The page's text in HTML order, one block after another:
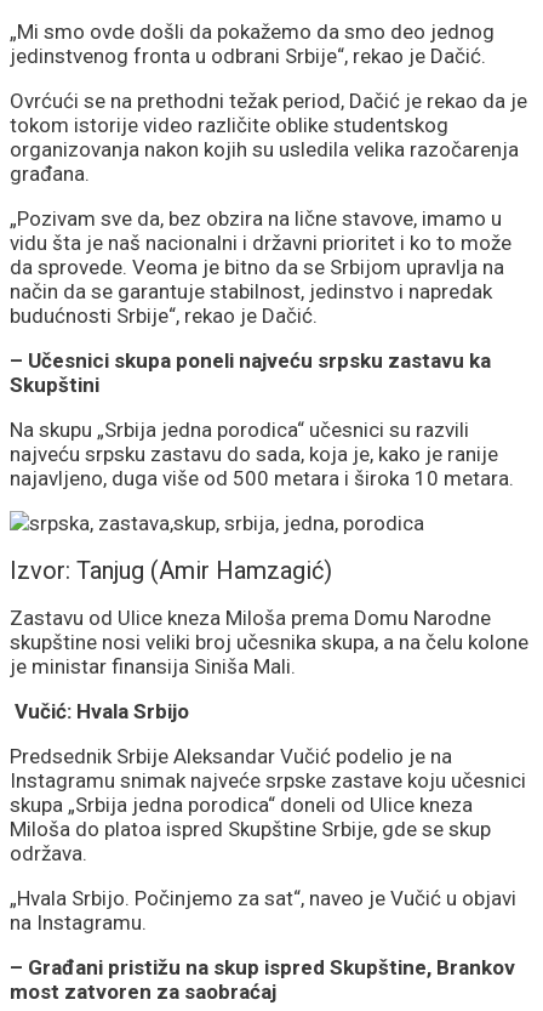
„Mi smo ovde došli da pokažemo da smo deo jednog
jedinstvenog fronta u odbrani Srbije“, rekao je Dačić.
Ovrćući se na prethodni težak period, Dačić je rekao da je
tokom istorije video različite oblike studentskog
organizovanja nakon kojih su usledila velika razočarenja
građana.
„Pozivam sve da, bez obzira na lične stavove, imamo u
vidu šta je naš nacionalni i državni prioritet i ko to može
da sprovede. Veoma je bitno da se Srbijom upravlja na
način da se garantuje stabilnost, jedinstvo i napredak
budućnosti Srbije“, rekao je Dačić.
– Učesnici skupa poneli najveću srpsku zastavu ka
Skupštini
Na skupu „Srbija jedna porodica“ učesnici su razvili
najveću srpsku zastavu do sada, koja je, kako je ranije
najavljeno, duga više od 500 metara i široka 10 metara.
Izvor: Tanjug (Amir Hamzagić)
Zastavu od Ulice kneza Miloša prema Domu Narodne
skupštine nosi veliki broj učesnika skupa, a na čelu kolone
je ministar finansija Siniša Mali.
Vučić: Hvala Srbijo
Predsednik Srbije Aleksandar Vučić podelio je na
Instagramu snimak najveće srpske zastave koju učesnici
skupa „Srbija jedna porodica“ doneli od Ulice kneza
Miloša do platoa ispred Skupštine Srbije, gde se skup
održava.
„Hvala Srbijo. Počinjemo za sat“, naveo je Vučić u objavi
na Instagramu.
– Građani pristižu na skup ispred Skupštine, Brankov
most zatvoren za saobraćaj